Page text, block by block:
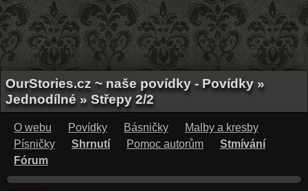
OurStories.cz ~ naše povídky - Povídky »
Jednodílné » Střepy 2/2
O webu Povídky Básničky
Malby a kresby
Písničky
Shrnutí Pomoc autorům
Stmívání
Fórum